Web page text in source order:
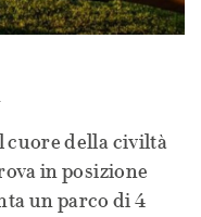
cuore della civiltà
in posizione
un parco di 4